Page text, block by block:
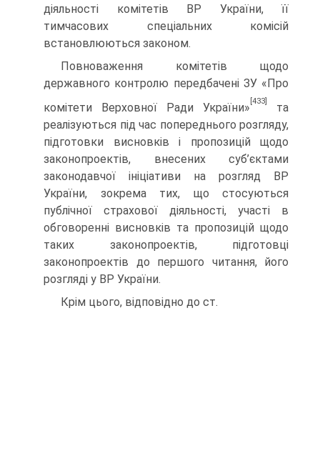
діяльності комітетів ВР України, її
тимчасових спеціальних комісій
встановлюються законом.
Повноваження комітетів щодо
державного контролю перед­бачені ЗУ «Про
комітети Верховної Ради України»
[433]
та
реалізуються під час попереднього розгляду,
підготовки висновків і пропозицій щодо
законопроектів, внесених суб’єктами
законодавчої ініціативи на розгляд ВР
України, зокрема тих, що стосуються
публічної страхової діяльності, участі в
обговоренні висновків та пропозицій щодо
таких законопроектів, підготовці
законопроектів до першого читання, його
розгляді у ВР України.
Крім цього, відповідно до ст.